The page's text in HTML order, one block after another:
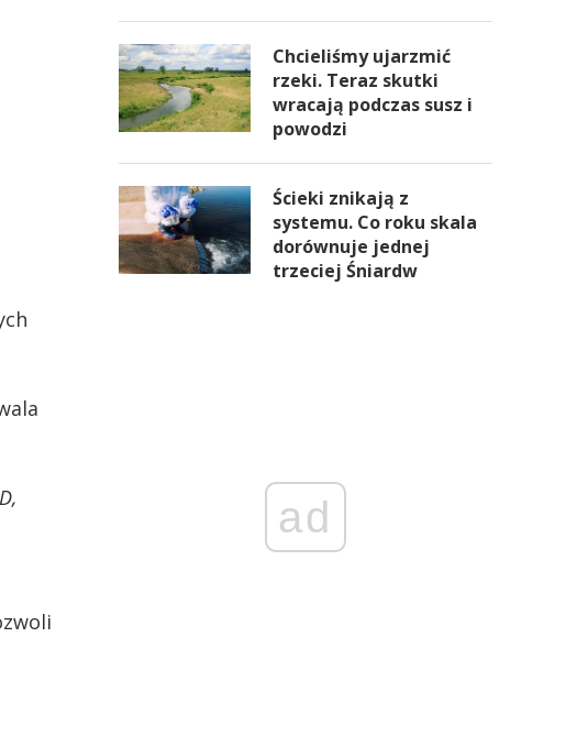
Chcieliśmy ujarzmić
rzeki. Teraz skutki
wracają podczas susz i
powodzi
Ścieki znikają z
systemu. Co roku skala
dorównuje jednej
trzeciej Śniardw
ad